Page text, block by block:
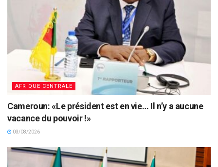
AFRIQUE CENTRALE
Cameroun: «Le président est en vie… Il n’y a aucune
vacance du pouvoir !»
03/08/2026